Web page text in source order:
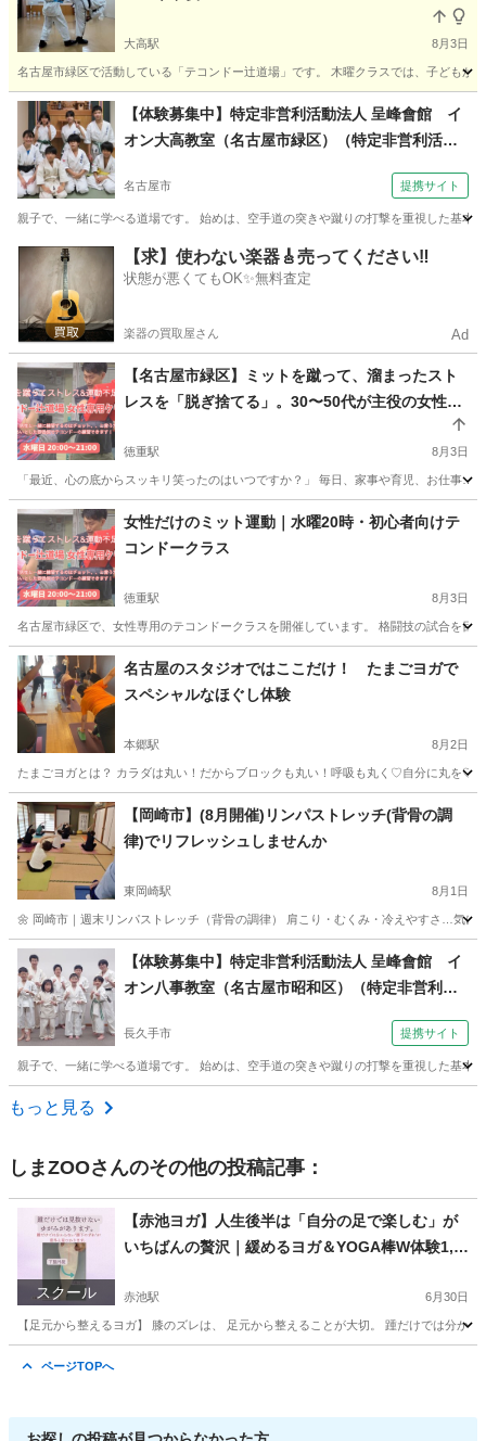
大高駅 8月3日
名古屋市緑区で活動している「テコンドー辻道場」です。 木曜クラスでは、子ども
愛知 名古屋市 大高駅 空手/他格闘技 テコンドー
【体験募集中】特定非営利活動法人 呈峰會館 イ
オン大高教室（名古屋市緑区）（特定非営利活動
夜７時～）
名古屋市 提携サイト
親子で、一緒に学べる道場です。 始めは、空手道の突きや蹴りの打撃を重視した基
愛知 名古屋市 空手/他格闘技
【求】使わない楽器🎸売ってください‼️
状態が悪くてもOK✨無料査定
楽器の買取屋さん Ad
【名古屋市緑区】ミットを蹴って、溜まったスト
レスを「脱ぎ捨てる」。30〜50代が主役の女性専
徳重駅 8月3日
「最近、心の底からスッキリ笑ったのはいつですか？」 毎日、家事や育児、お仕事
愛知 名古屋市 徳重駅 空手/他格闘技 テコンドー
女性だけのミット運動｜水曜20時・初心者向けテ
コンドークラス
徳重駅 8月3日
名古屋市緑区で、女性専用のテコンドークラスを開催しています。 格闘技の試合を
愛知 名古屋市 徳重駅 空手/他格闘技
名古屋のスタジオではここだけ！ たまごヨガで
スペシャルなほぐし体験
本郷駅 8月2日
たまごヨガとは？ カラダは丸い！だからブロックも丸い！呼吸も丸く♡自分に丸を♡
愛知 名古屋市 本郷駅 ヨガ スタジオ
【岡崎市】(8月開催)リンパストレッチ(背骨の調
律)でリフレッシュしませんか
東岡崎駅 8月1日
🌼 岡崎市｜週末リンパストレッチ（背骨の調律） 肩こり・むくみ・冷えやすさ…気に
愛知 名古屋市 東岡崎駅 スポーツ リンパ
【体験募集中】特定非営利活動法人 呈峰會館 イ
オン八事教室（名古屋市昭和区）（特定非営利活
時～）
長久手市 提携サイト
親子で、一緒に学べる道場です。 始めは、空手道の突きや蹴りの打撃を重視した基
愛知 長久手市
もっと見る
しまZOOさんのその他の投稿記事：
スクール
【赤池ヨガ】人生後半は「自分の足で楽しむ」が
いちばんの贅沢｜緩めるヨガ＆YOGA棒W体験1,5
赤池駅 6月30日
【足元から整えるヨガ】 膝のズレは、 足元から整えることが大切。 踵だけでは分か
ページTOPへ